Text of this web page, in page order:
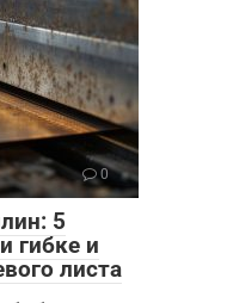
0
5
гибке и
листа